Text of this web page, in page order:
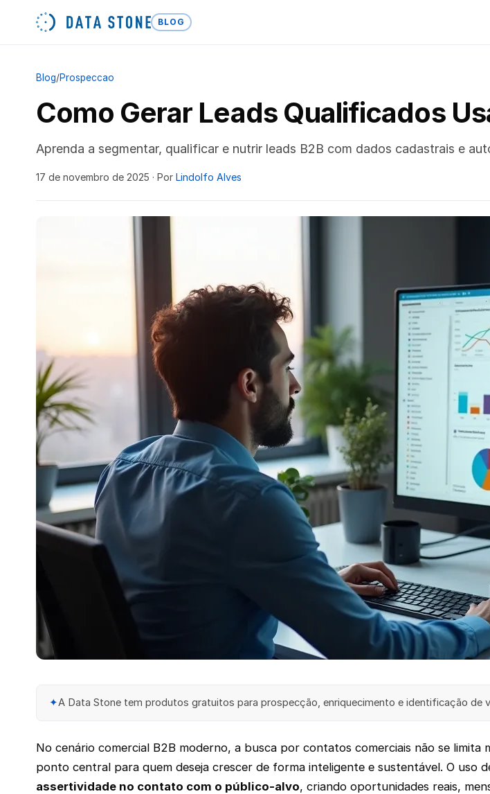
BLOG
Blog/Prospeccao
Como Gerar Leads Qualificados
Aprenda a segmentar, qualificar e nutrir leads B2B com dados cadastrais e
17 de novembro de 2025 · Por Lindolfo Alves
✦A Data Stone tem produtos gratuitos para prospecção, enriquecimento e identificação de
No cenário comercial B2B moderno, a busca por contatos comerciais não se
ponto central para quem deseja crescer de forma inteligente e sustentável. O uso
assertividade no contato com o público-alvo, criando oportunidades reais,